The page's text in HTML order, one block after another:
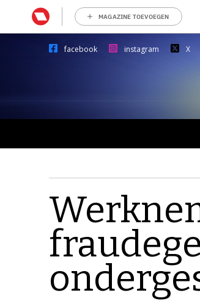
MAGAZINE TOEVOEGEN
facebook instagram X